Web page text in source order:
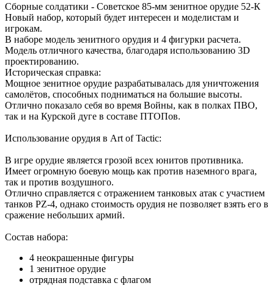
Сборные солдатики - Советское 85-мм зенитное орудие 52-К
Новый набор, который будет интересен и моделистам и
игрокам.
В наборе модель зенитного орудия и 4 фигурки расчета.
Модель отличного качества, благодаря использованию 3D
проектированию.
Историческая справка:
Мощное зенитное орудие разрабатывалась для уничтожения
самолётов, способных подниматься на большие высоты.
Отлично показало себя во время Войны, как в полках ПВО,
так и на Курской дуге в составе ПТОПов.
Использование орудия в Art of Tactic:
В игре орудие является грозой всех юнитов противника.
Имеет огромную боевую мощь как против наземного врага,
так и против воздушного.
Отлично справляется с отражением танковых атак с участием
танков PZ-4, однако стоимость орудия не позволяет взять его в
сражение небольших армий.
Состав набора:
4 неокрашенные фигуры
1 зенитное орудие
отрядная подставка с флагом